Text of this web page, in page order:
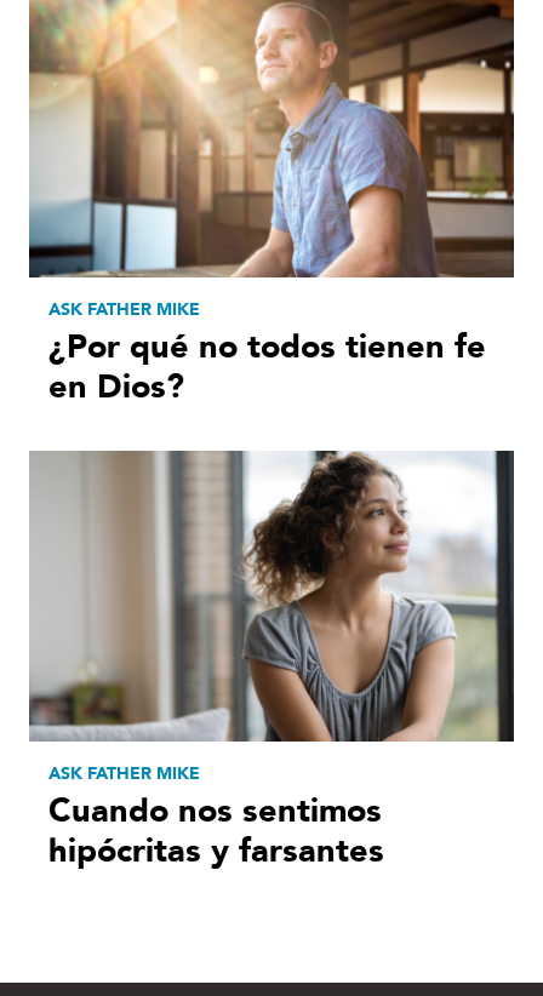
ASK FATHER MIKE
¿Por qué no todos tienen fe
en Dios?
ASK FATHER MIKE
Cuando nos sentimos
hipócritas y farsantes